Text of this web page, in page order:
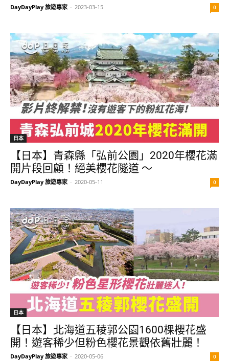
DayDayPlay 旅遊專家 - 2023-03-15 0
日本
【日本】青森縣「弘前公園」2020年櫻花滿
開片段回顧！絕美櫻花隧道 ～
DayDayPlay 旅遊專家 - 2020-05-11 0
日本
【日本】北海道五稜郭公園1600棵櫻花盛
開！遊客稀少但粉色櫻花景觀依舊壯麗！
DayDayPlay 旅遊專家 - 2020-05-06 0